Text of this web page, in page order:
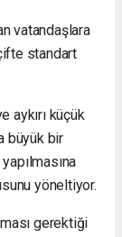
vatandaşlara
standart
aykırı küçük
büyük bir
yöneltiyor.
gerektiği